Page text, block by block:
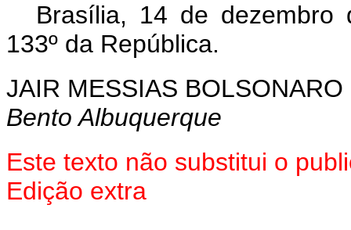
Brasília, 14 de dezembro
133º da República.
JAIR MESSIAS BOLSONARO
Bento Albuquerque
Este texto não substitui o
Edição extra